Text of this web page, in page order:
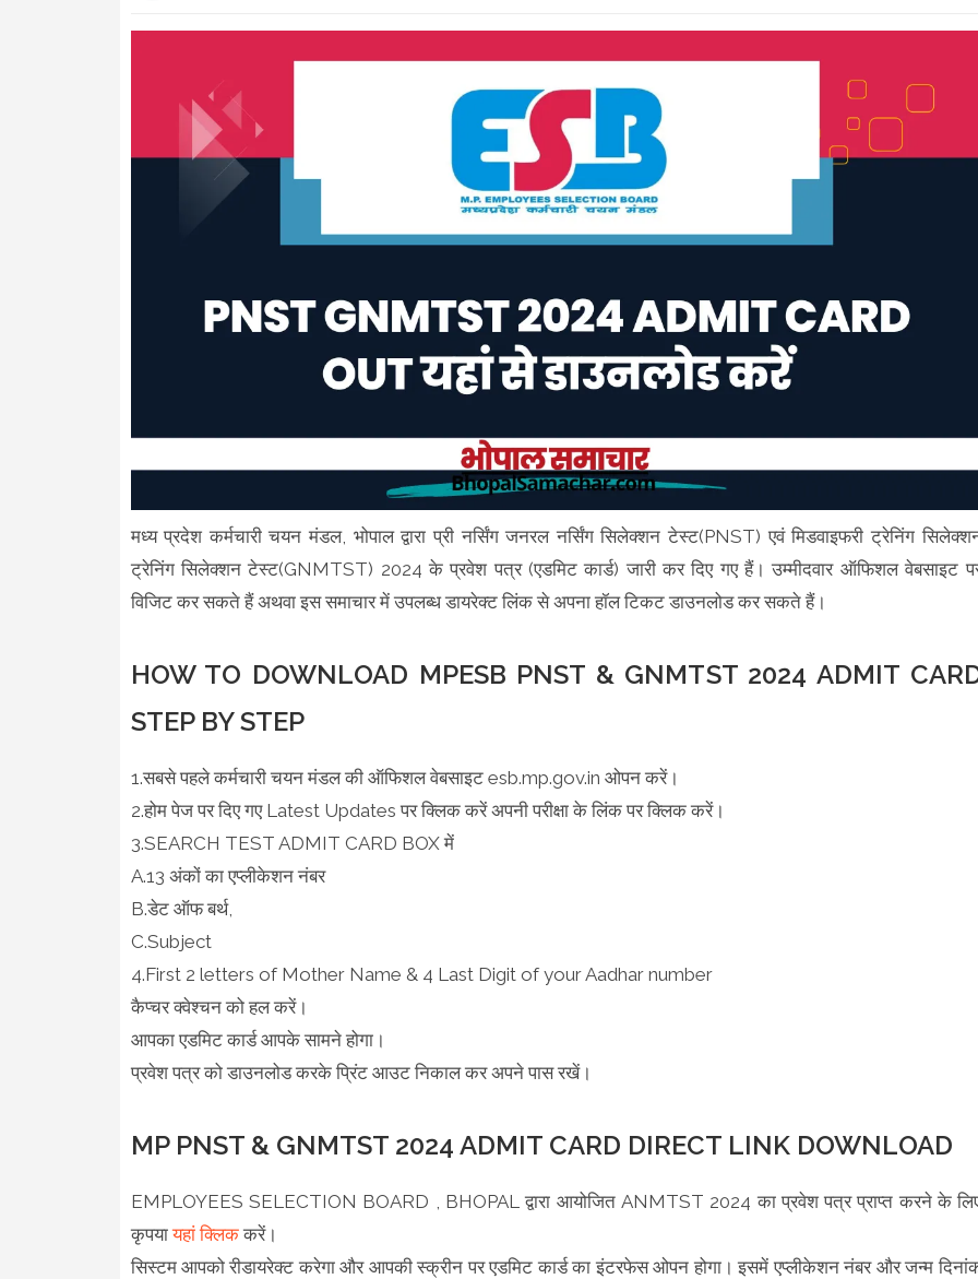
मध्य प्रदेश कर्मचारी चयन मंडल, भोपाल द्वारा प्री नर्सिंग जनरल नर्सिंग सिलेक्शन टेस्ट(PNST) एवं मिडवाइफरी ट्रेनिंग
ट्रेनिंग सिलेक्शन टेस्ट(GNMTST) 2024 के प्रवेश पत्र (एडमिट कार्ड) जारी कर दिए गए हैं। उम्मीदवार ऑफिशल वेबसाइट
विजिट कर सकते हैं अथवा इस समाचार में उपलब्ध डायरेक्ट लिंक से अपना हॉल टिकट डाउनलोड कर सकते हैं।
HOW TO DOWNLOAD MPESB PNST & GNMTST 2024 ADMIT
STEP BY STEP
1.सबसे पहले कर्मचारी चयन मंडल की ऑफिशल वेबसाइट esb.mp.gov.in ओपन करें।
2.होम पेज पर दिए गए Latest Updates पर क्लिक करें अपनी परीक्षा के लिंक पर क्लिक करें।
3.SEARCH TEST ADMIT CARD BOX में
A.13 अंकों का एप्लीकेशन नंबर
B.डेट ऑफ बर्थ,
C.Subject
4.First 2 letters of Mother Name & 4 Last Digit of your Aadhar number
कैप्चर क्वेश्चन को हल करें।
आपका एडमिट कार्ड आपके सामने होगा।
प्रवेश पत्र को डाउनलोड करके प्रिंट आउट निकाल कर अपने पास रखें।
MP PNST & GNMTST 2024 ADMIT CARD DIRECT LINK DOWNLOAD
EMPLOYEES SELECTION BOARD , BHOPAL द्वारा आयोजित ANMTST 2024 का प्रवेश पत्र प्राप्त करने के
कृपयायहां क्लिककरें।
सिस्टम आपको रीडायरेक्ट करेगा और आपकी स्क्रीन पर एडमिट कार्ड का इंटरफेस ओपन होगा। इसमें एप्लीकेशन नंबर और जन्म